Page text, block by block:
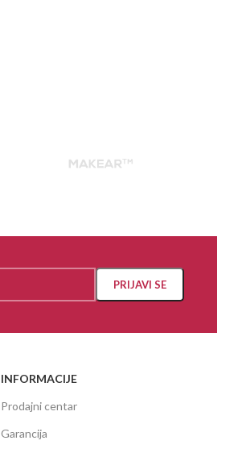
INFORMACIJE
Prodajni centar
Garancija